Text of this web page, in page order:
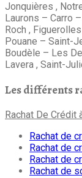
Jonquières ,
Laurons – Carro
Roch ,
Pouane – Saint-
Boudèle – Les
Lavera , Saint-
Les différents
Rachat De Crédit
Rachat de
Rachat de
Rachat de
Rachat de